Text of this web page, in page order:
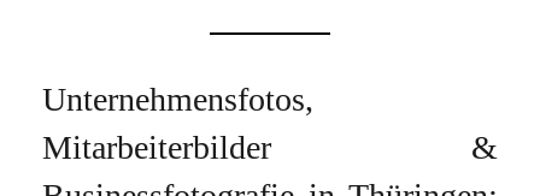
Unternehmensfotos,
Mitarbeiterbilder &